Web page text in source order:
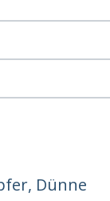
Dünne